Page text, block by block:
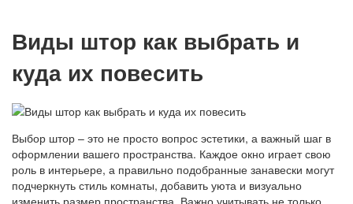
Виды штор как выбрать и
куда их повесить
Выбор штор – это не просто вопрос эстетики, а важный шаг в
оформлении вашего пространства. Каждое окно играет свою
роль в интерьере, а правильно подобранные занавески могут
подчеркнуть стиль комнаты, добавить уюта и визуально
изменить размер пространства. Важно учитывать не только